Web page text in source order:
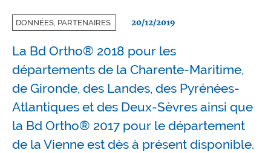
DONNÉES, PARTENAIRES 20/12/2019
La Bd Ortho® 2018 pour les
départements de la Charente-Maritime,
de Gironde, des Landes, des Pyrénées-
Atlantiques et des Deux-Sèvres ainsi que
la Bd Ortho® 2017 pour le département
de la Vienne est dès à présent disponible.